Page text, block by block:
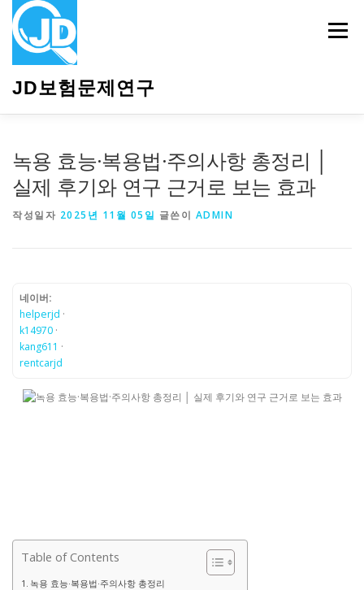
JD보험문제연구
메뉴
녹용 효능·복용법·주의사항 총정리 │
실제 후기와 연구 근거로 보는 효과
작성일자 2025년 11월 05일 글쓴이 ADMIN
네이버:
helperjd ·
k14970 ·
kang611 ·
rentcarjd
Table of Contents
녹용 효능·복용법·주의사항 총정리